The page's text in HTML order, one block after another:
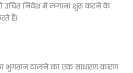
उचित निवेश में लगाना शुरू करने के
हैं।
भुगतान टालने का एक साधारण कारण